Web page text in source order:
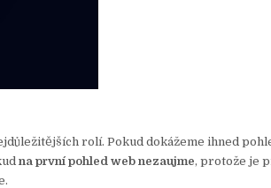
rolí. Pokud dokážeme ihned
na první pohled web nezaujme, protože je